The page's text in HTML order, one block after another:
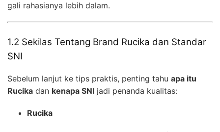
gali rahasianya lebih dalam.
1.2 Sekilas Tentang Brand Rucika dan Standar
SNI
Sebelum lanjut ke tips praktis, penting tahu apa itu
Rucika dan kenapa SNI jadi penanda kualitas:
Rucika